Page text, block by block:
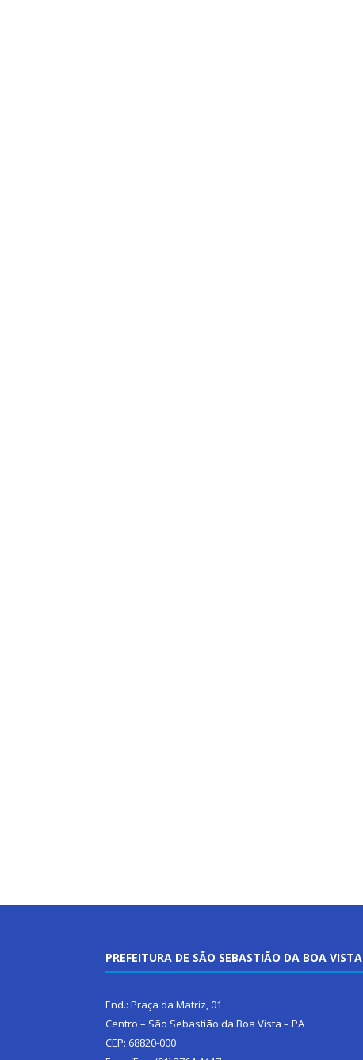
PREFEITURA DE SÃO SEBASTIÃO DA BOA VISTA
End.: Praça da Matriz, 01
Centro – São Sebastião da Boa Vista – PA
CEP: 68820-000